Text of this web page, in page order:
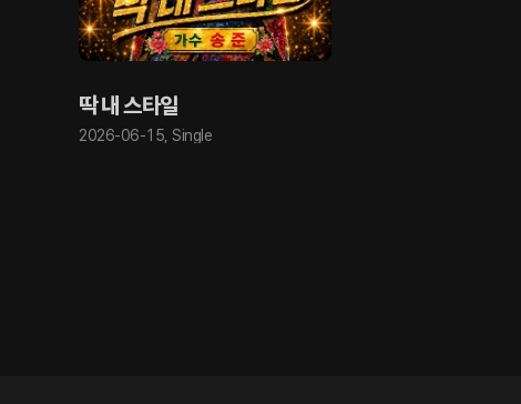
딱 내 스타일
2026-06-15 ,Single